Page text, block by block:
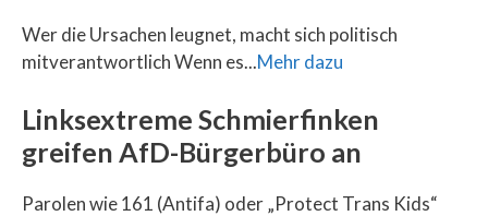
Wer die Ursachen leugnet, macht sich politisch
mitverantwortlich Wenn es...Mehr dazu
Linksextreme Schmierfinken
greifen AfD-Bürgerbüro an
Parolen wie 161 (Antifa) oder „Protect Trans Kids“